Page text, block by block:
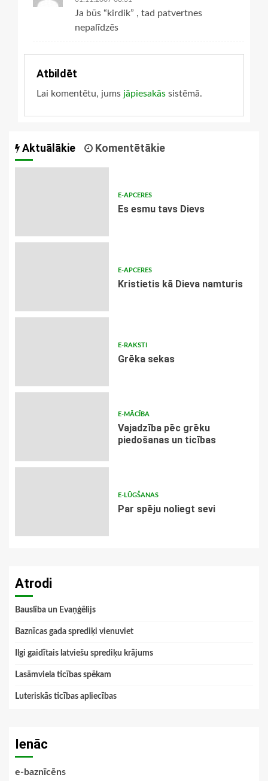
Ja būs “kirdik” , tad patvertnes
nepalīdzēs
Atbildēt
Lai komentētu, jums jāpiesakās sistēmā.
Aktuālākie Komentētākie
E-APCERES
Es esmu tavs Dievs
E-APCERES
Kristietis kā Dieva namturis
E-RAKSTI
Grēka sekas
E-MĀCĪBA
Vajadzība pēc grēku
piedošanas un ticības
E-LŪGŠANAS
Par spēju noliegt sevi
Atrodi
Bauslība un Evaņģēlijs
Baznīcas gada sprediķi vienuviet
Ilgi gaidītais latviešu sprediķu krājums
Lasāmviela ticības spēkam
Luteriskās ticības apliecības
Ienāc
e-baznīcēns